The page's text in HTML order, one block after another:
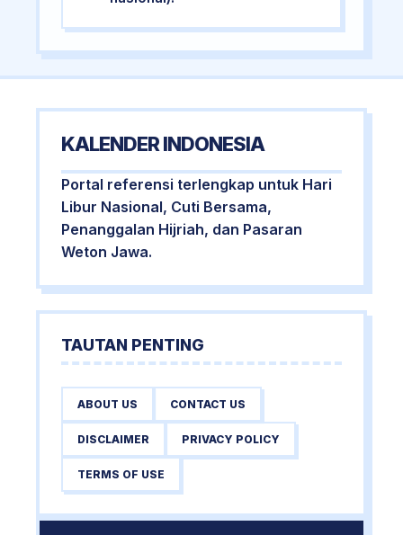
KALENDER INDONESIA
Portal referensi terlengkap untuk Hari
Libur Nasional, Cuti Bersama,
Penanggalan Hijriah, dan Pasaran
Weton Jawa.
TAUTAN PENTING
ABOUT US CONTACT US
DISCLAIMER PRIVACY POLICY
TERMS OF USE